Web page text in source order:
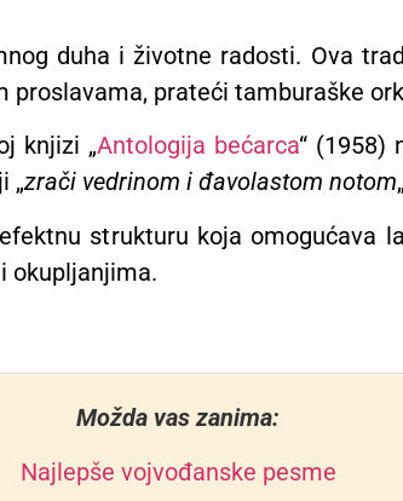
duha i životne radosti. Ova
proslavama, prateći tamburaške
knjizi „Antologija bećarca“ (1958)
„zrači vedrinom i đavolastom notom
strukturu koja omogućava
okupljanjima.
Možda vas zanima:
Najlepše vojvođanske pesme